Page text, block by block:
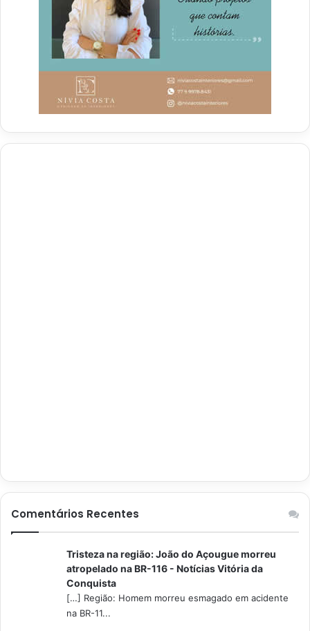
Comentários Recentes
Tristeza na região: João do Açougue morreu
atropelado na BR-116 - Notícias Vitória da
Conquista
[…] Região: Homem morreu esmagado em acidente
na BR-11...